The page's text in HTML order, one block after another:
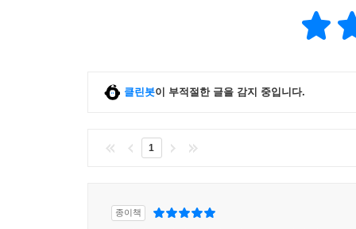
클린봇이 부적절한 글을 감지 중입니다.
1
종이책